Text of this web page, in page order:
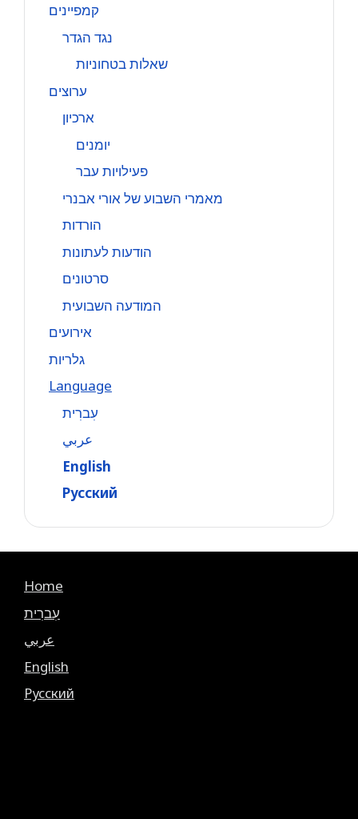
קמפיינים
נגד הגדר
שאלות בטחוניות
ערוצים
ארכיון
יומנים
פעילויות עבר
מאמרי השבוע של אורי אבנרי
הורדות
הודעות לעתונות
סרטונים
המודעה השבועית
אירועים
גלריות
Language
עִברִית
عربي
English
Русский
Home
עִברִית
عربي
English
Русский